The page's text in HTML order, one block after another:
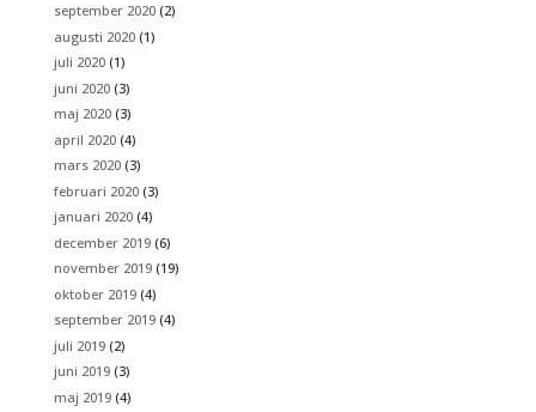
september 2020(2)
augusti 2020(1)
juli 2020(1)
juni 2020(3)
maj 2020(3)
april 2020(4)
mars 2020(3)
februari 2020(3)
januari 2020(4)
december 2019(6)
november 2019(19)
oktober 2019(4)
september 2019(4)
juli 2019(2)
juni 2019(3)
maj 2019(4)